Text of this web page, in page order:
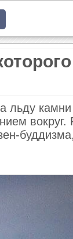
льду
вокруг.